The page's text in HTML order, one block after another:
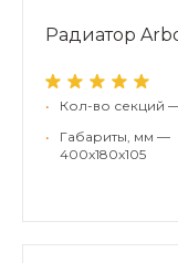
Радиатор
•
Кол-во секций
•
Габариты, мм —
400x180x105